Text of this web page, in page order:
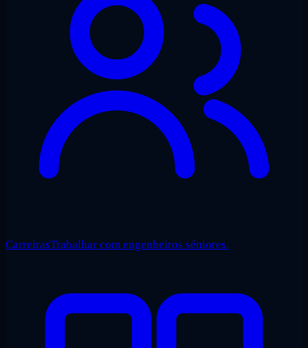
CarreirasTrabalhar com engenheiros séniores.